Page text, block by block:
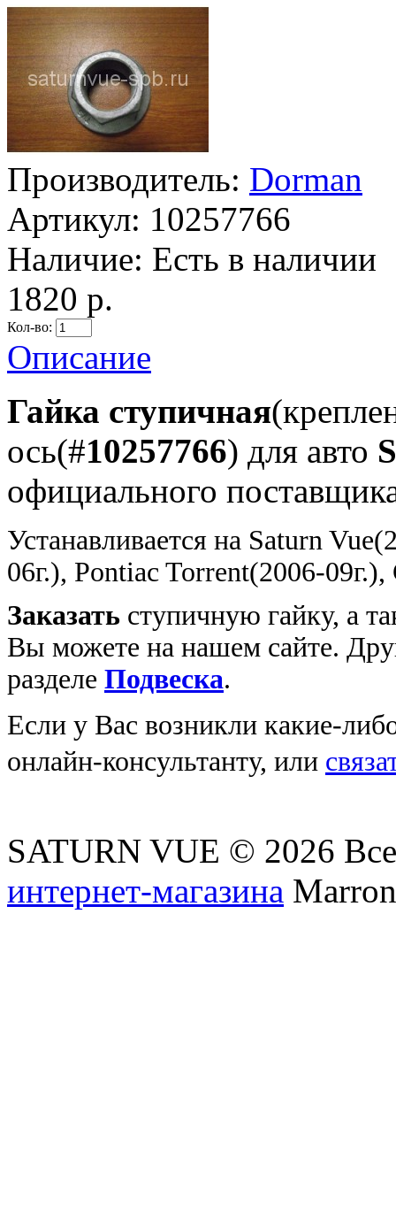
Производитель: Dorman
Артикул: 10257766
Наличие: Есть в наличии
1820 р.
Кол-во:
Описание
Гайка ступичная
ось(#10257766) для авто
официального
Устанавливается на Saturn
06г.), Pontiac Torrent(2006-
Заказать ступичную гайку, а
Вы можете на нашем сайте.
разделе Подвеска.
Если у Вас возникли какие-
онлайн-консультанту, или
SATURN VUE © 2026
интернет-магазина